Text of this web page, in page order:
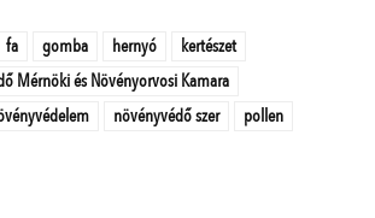
fa gomba hernyó
kertészet
Mérnöki és Növényorvosi Kamara
növényvédő szer
pollen